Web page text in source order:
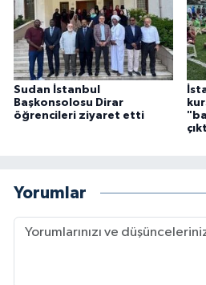
Sudan İstanbul
Başkonsolosu Dirar
öğrencileri ziyaret etti
Yorumlar
Karaman Müftülüğü
Kars Müftülüğü
Kastamonu Müftülüğü
Kilis Müftülüğü
Kırıkkale Müftülüğü